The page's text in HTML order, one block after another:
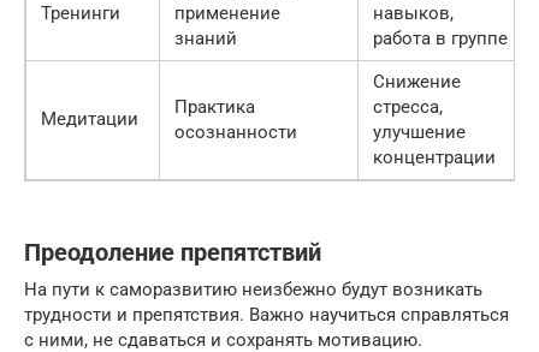
Тренинги
применение
знаний
навыков,
работа в группе
Медитации
Практика
осознанности
Снижение
стресса,
улучшение
концентрации
Преодоление препятствий
На пути к саморазвитию неизбежно будут возникать
трудности и препятствия. Важно научиться справляться
с ними, не сдаваться и сохранять мотивацию.